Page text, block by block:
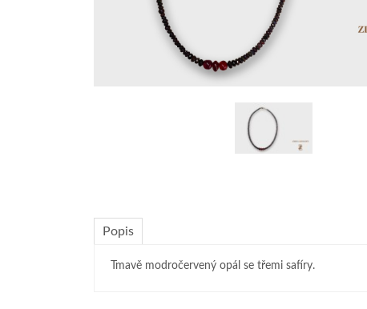
Popis
Tmavě modročervený opál se třemi safíry.